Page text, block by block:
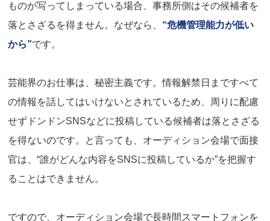
ものが写ってしまっている場合、事務所側はその候補者を
落とさざるを得ません。なぜなら、 “危機管理能力が低い
から”です。
芸能界のお仕事は、秘密主義です。情報解禁日まですべて
の情報を話してはいけないとされているため、周りに配慮
せずドンドンSNSなどに投稿している候補者は落とさざる
を得ないのです。と言っても、オーディション会場で面接
官は、“誰がどんな内容をSNSに投稿しているか”を把握す
ることはできません。
ですので、オーディション会場で長時間スマートフォンを